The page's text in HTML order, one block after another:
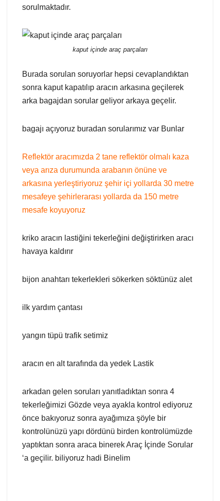
sorulmaktadır.
kaput içinde araç parçaları
Burada sorulan soruyorlar hepsi cevaplandıktan
sonra kaput kapatılıp aracın arkasına geçilerek
arka bagajdan sorular geliyor arkaya geçelir.
bagajı açıyoruz buradan sorularımız var Bunlar
Reflektör aracımızda 2 tane reflektör olmalı kaza
veya arıza durumunda arabanın önüne ve
arkasına yerleştiriyoruz şehir içi yollarda 30 metre
mesafeye şehirlerarası yollarda da 150 metre
mesafe koyuyoruz
kriko aracın lastiğini tekerleğini değiştirirken aracı
havaya kaldırır
bijon anahtarı tekerlekleri sökerken söktünüz alet
ilk yardım çantası
yangın tüpü trafik setimiz
aracın en alt tarafında da yedek Lastik
arkadan gelen soruları yanıtladıktan sonra 4
tekerleğimizi Gözde veya ayakla kontrol ediyoruz
önce bakıyoruz sonra ayağımıza şöyle bir
kontrolünüzü yapı dördünü birden kontrolümüzde
yaptıktan sonra araca binerek Araç İçinde Sorular
‘a geçilir. biliyoruz hadi Binelim